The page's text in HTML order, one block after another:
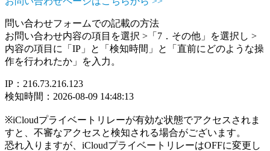
問い合わせフォームでの記載の方法
お問い合わせ内容の項目を選択 >「7．その他」を選択し >
内容の項目に「IP」と「検知時間」と「直前にどのような操
作を行われたか」を入力。
IP：216.73.216.123
検知時間：2026-08-09 14:48:13
※iCloudプライベートリレーが有効な状態でアクセスされま
すと、不審なアクセスと検知される場合がございます。
恐れ入りますが、iCloudプライベートリレーはOFFに変更し